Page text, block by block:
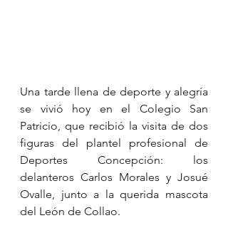
Una tarde llena de deporte y alegría
se vivió hoy en el Colegio San
Patricio, que recibió la visita de dos
figuras del plantel profesional de
Deportes Concepción: los
delanteros Carlos Morales y Josué
Ovalle, junto a la querida mascota
del León de Collao.